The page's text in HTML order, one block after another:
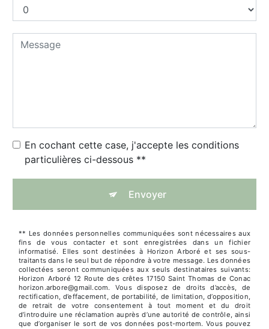
En cochant cette case, j'accepte les conditions
particulières ci-dessous **
Envoyer
** Les données personnelles communiquées sont nécessaires aux
fins de vous contacter et sont enregistrées dans un fichier
informatisé. Elles sont destinées à Horizon Arboré et ses sous-
traitants dans le seul but de répondre à votre message. Les données
collectées seront communiquées aux seuls destinataires suivants:
Horizon Arboré 12 Route des crêtes 17150 Saint Thomas de Conac
horizon.arbore@gmail.com. Vous disposez de droits d’accès, de
rectification, d’effacement, de portabilité, de limitation, d’opposition,
de retrait de votre consentement à tout moment et du droit
d’introduire une réclamation auprès d’une autorité de contrôle, ainsi
que d’organiser le sort de vos données post-mortem. Vous pouvez